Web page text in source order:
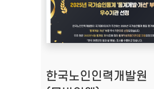
한국노인인력개발원